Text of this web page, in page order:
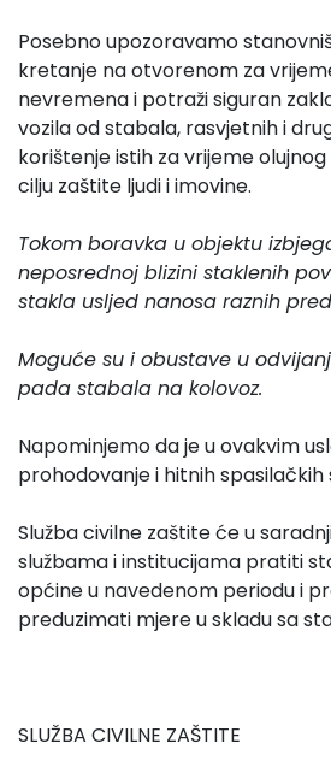
Posebno upozoravamo
kretanje na otvorenom za
nevremena i potraži siguran
vozila od stabala, rasvjetnih i
korištenje istih za vrijeme
cilju zaštite ljudi i imovine.
Tokom boravka u objektu
neposrednoj blizini staklenih
stakla usljed nanosa raznih
Moguće su i obustave u
pada stabala na kolovoz.
Napominjemo da je u ovakvim
prohodovanje i hitnih spasilačkih
Služba civilne zaštite će u
službama i institucijama pratiti
općine u navedenom periodu i
preduzimati mjere u skladu sa
SLUŽBA CIVILNE ZAŠTITE